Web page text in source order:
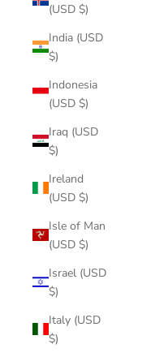
(USD $)
India (USD
$)
Indonesia
(USD $)
Iraq (USD
$)
Ireland
(USD $)
Isle of Man
(USD $)
Israel (USD
$)
Italy (USD
$)